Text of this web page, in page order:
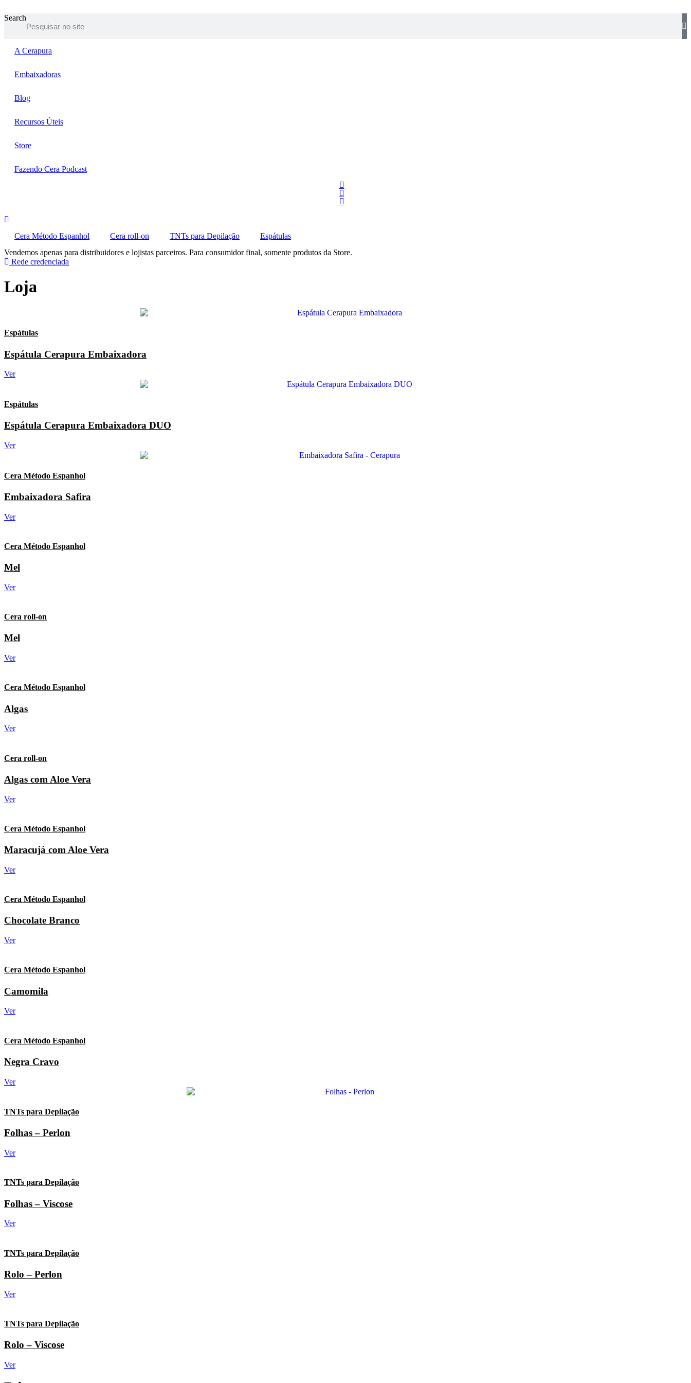
para
Search
A Cerapura
Embaixadoras
Blog
Recursos Úteis
Store
Fazendo Cera Podcast
Cera Método Espanhol Cera roll-on TNTs para Depilação
Espátulas
Vendemos apenas para distribuidores e lojistas parceiros. Para consumidor final, somente produtos da Store.
Rede credenciada
Loja
Espátulas
Espátula Cerapura Embaixadora
Ver
Espátulas
Espátula Cerapura Embaixadora DUO
Ver
Cera Método Espanhol
Embaixadora Safira
Ver
Cera Método Espanhol
Mel
Ver
Cera roll-on
Mel
Ver
Cera Método Espanhol
Algas
Ver
Cera roll-on
Algas com Aloe Vera
Ver
Cera Método Espanhol
Maracujá com Aloe Vera
Ver
Cera Método Espanhol
Chocolate Branco
Ver
Cera Método Espanhol
Camomila
Ver
Cera Método Espanhol
Negra Cravo
Ver
TNTs para Depilação
Folhas – Perlon
Ver
TNTs para Depilação
Folhas – Viscose
Ver
TNTs para Depilação
Rolo – Perlon
Ver
TNTs para Depilação
Rolo – Viscose
Ver